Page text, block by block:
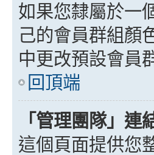
如果您隸屬於一
己的會員群組顏
中更改預設會員
回頂端
「管理團隊」連
這個頁面提供您